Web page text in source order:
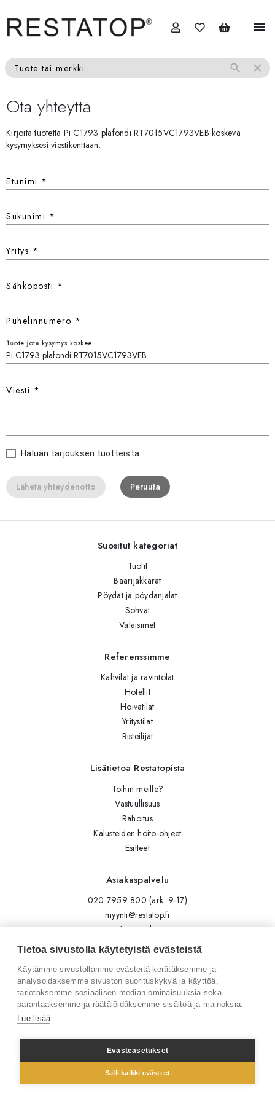
menu
Tuote tai merkki search close
Ota yhteyttä
Kirjoita tuotetta Pi C1793 plafondi RT7015VC1793VEB koskeva
kysymyksesi viestikenttään.
Etunimi *
Sukunimi *
Yritys *
Sähköposti *
Puhelinnumero *
Tuote jota kysymys koskee
Viesti *
Haluan tarjouksen tuotteista
Lähetä yhteydenotto Peruuta
Suositut kategoriat
Tuolit
Baarijakkarat
Pöydät ja pöydänjalat
Sohvat
Valaisimet
Referenssimme
Kahvilat ja ravintolat
Hotellit
Hoivatilat
Yritystilat
Risteilijät
Lisätietoa Restatopista
Töihin meille?
Vastuullisuus
Rahoitus
Kalusteiden hoito-ohjeet
Esitteet
Asiakaspalvelu
020 7959 800 (ark. 9-17)
myynti@restatop.fi
Yhteystiedot
Lähetä viesti
Seuraa meitä
Tilaa uutiskirje
Facebook
© 2026 Restatop Oy
Tietoa sivustolla käytetyistä evästeistä
Käytämme sivustollamme evästeitä kerätäksemme ja
analysoidaksemme sivuston suorituskykyä ja käyttöä,
tarjotaksemme sosiaalisen median ominaisuuksia sekä
parantaaksemme ja räätälöidäksemme sisältöä ja mainoksia.
Lue lisää
Evästeasetukset
Salli kaikki evästeet